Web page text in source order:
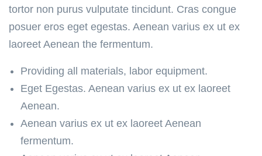
tortor non purus vulputate tincidunt. Cras congue
posuer eros eget egestas. Aenean varius ex ut ex
laoreet Aenean the fermentum.
Providing all materials, labor equipment.
Eget Egestas. Aenean varius ex ut ex laoreet
Aenean.
Aenean varius ex ut ex laoreet Aenean
fermentum.